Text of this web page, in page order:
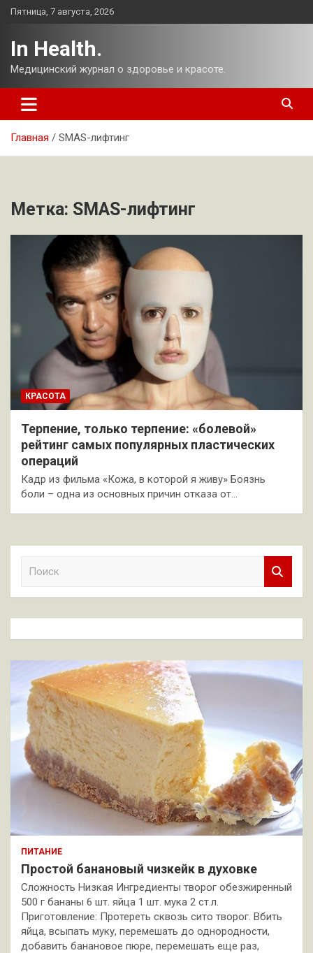
Перейти
Пятница, 7 августа, 2026
In Health.
Медицинский журнал о здоровье и красоте.
Главная SMAS-лифтинг
Метка: SMAS-лифтинг
КРАСОТА
Терпение, только терпение: «болевой»
рейтинг самых популярных пластических
операций
Кадр из фильма «Кожа, в которой я живу» Боязнь
боли – одна из основных причин отказа от…
к
ПИТАНИЕ
Простой банановый чизкейк в духовке
Сложность Низкая Ингредиенты творог обезжиренный
500 г бананы 6 шт. яйца 1 шт. мука 2 ст.л.
Приготовление: Протереть сквозь сито творог. Вбить
яйца, всыпать муку, перемешать до однородности,
добавить банановое пюре, перемешать еще раз,